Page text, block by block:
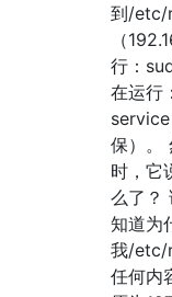
到/etc/
（
行：
在运行
保）。
时，它
么了？
知道为
我/etc/
任何内